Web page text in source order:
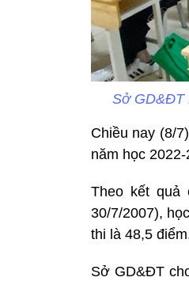
Sở GD&ĐT
Chiều nay (8/
năm học 2022-
Theo kết quả
30/7/2007),
thi là 48,5
Sở GD&ĐT